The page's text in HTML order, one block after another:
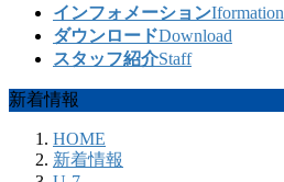
インフォメーションIformation
ダウンロードDownload
スタッフ紹介Staff
新着情報
HOME
新着情報